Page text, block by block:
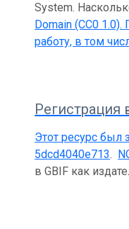
System.
Domain (CC0 1.0).
работу, в том
Регистрация
Этот ресурс был
5dcd4040e713.
в GBIF как